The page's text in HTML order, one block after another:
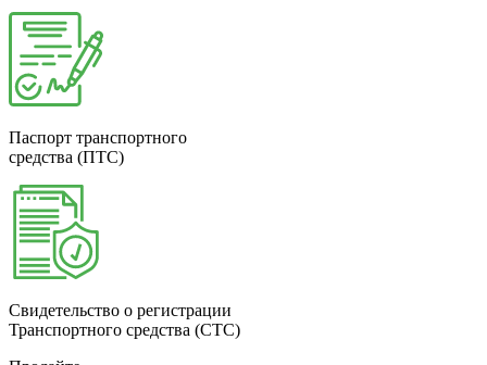
Паспорт транспортного
средства (ПТС)
Свидетельство о регистрации
Транспортного средства (СТС)